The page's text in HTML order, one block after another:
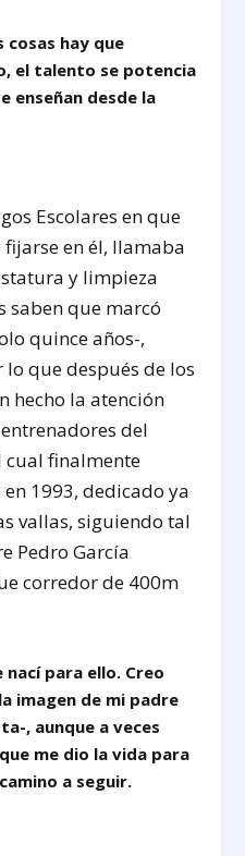
cosas hay que
el talento se potencia
enseñan desde la
Escolares en que
en él, llamaba
y limpieza
saben que marcó
quince años-,
que después de los
hecho la atención
del
cual finalmente
1993, dedicado ya
vallas, siguiendo tal
Pedro García
corredor de 400m
para ello. Creo
imagen de mi padre
, aunque a veces
me dio la vida para
a seguir.